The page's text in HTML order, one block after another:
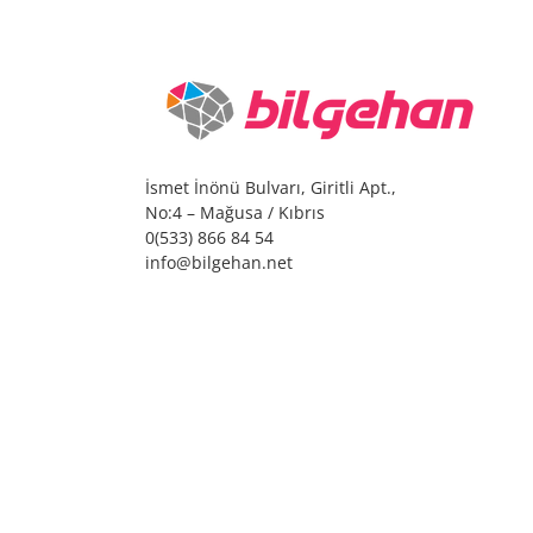
İsmet İnönü Bulvarı, Giritli Apt.,
No:4 – Mağusa / Kıbrıs
0(533) 866 84 54
info@bilgehan.net